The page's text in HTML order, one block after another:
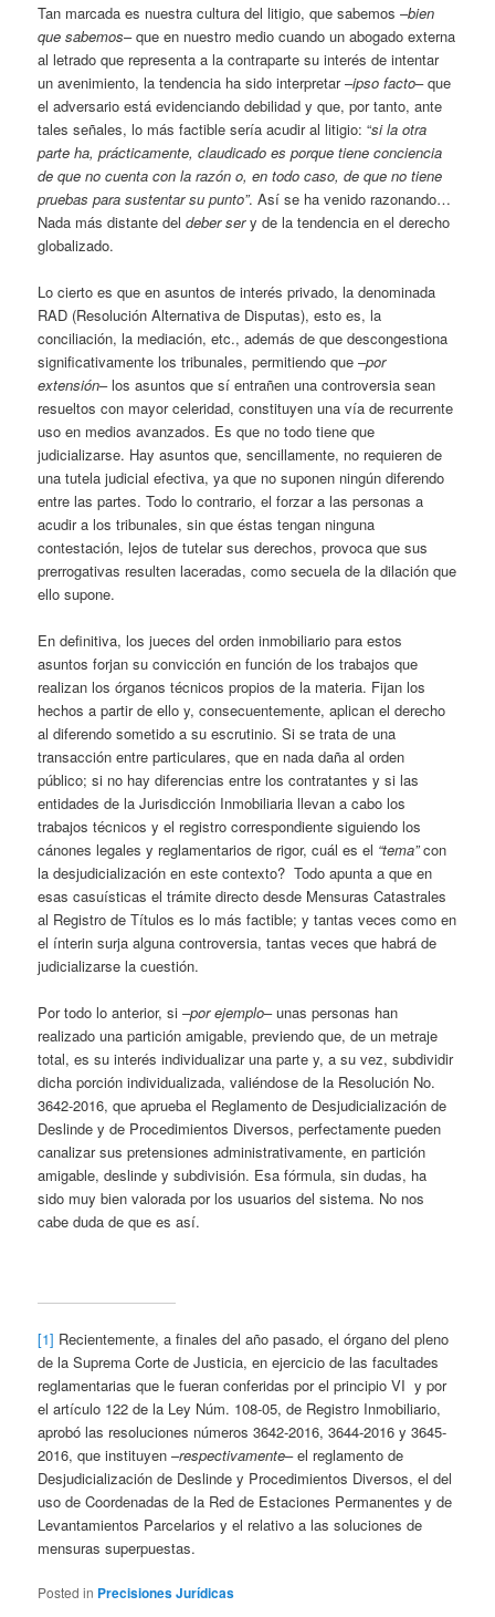
Tan marcada es nuestra cultura del litigio, que sabemos –bien
que sabemos– que en nuestro medio cuando un abogado externa
al letrado que representa a la contraparte su interés de intentar
un avenimiento, la tendencia ha sido interpretar –ipso facto– que
el adversario está evidenciando debilidad y que, por tanto, ante
tales señales, lo más factible sería acudir al litigio: “si la otra
parte ha, prácticamente, claudicado es porque tiene conciencia
de que no cuenta con la razón o, en todo caso, de que no tiene
pruebas para sustentar su punto”. Así se ha venido razonando…
Nada más distante deldeber sery de la tendencia en el derecho
globalizado.
Lo cierto es que en asuntos de interés privado, la denominada
RAD (Resolución Alternativa de Disputas), esto es, la
conciliación, la mediación, etc., además de que descongestiona
significativamente los tribunales, permitiendo que –por
extensión– los asuntos que sí entrañen una controversia sean
resueltos con mayor celeridad, constituyen una vía de recurrente
uso en medios avanzados. Es que no todo tiene que
judicializarse. Hay asuntos que, sencillamente, no requieren de
una tutela judicial efectiva, ya que no suponen ningún diferendo
entre las partes. Todo lo contrario, el forzar a las personas a
acudir a los tribunales, sin que éstas tengan ninguna
contestación, lejos de tutelar sus derechos, provoca que sus
prerrogativas resulten laceradas, como secuela de la dilación que
ello supone.
En definitiva, los jueces del orden inmobiliario para estos
asuntos forjan su convicción en función de los trabajos que
realizan los órganos técnicos propios de la materia. Fijan los
hechos a partir de ello y, consecuentemente, aplican el derecho
al diferendo sometido a su escrutinio. Si se trata de una
transacción entre particulares, que en nada daña al orden
público; si no hay diferencias entre los contratantes y si las
entidades de la Jurisdicción Inmobiliaria llevan a cabo los
trabajos técnicos y el registro correspondiente siguiendo los
cánones legales y reglamentarios de rigor, cuál es el “tema”con
la desjudicialización en este contexto? Todo apunta a que en
esas casuísticas el trámite directo desde Mensuras Catastrales
al Registro de Títulos es lo más factible; y tantas veces como en
el ínterin surja alguna controversia, tantas veces que habrá de
judicializarse la cuestión.
Por todo lo anterior, si –por ejemplo– unas personas han
realizado una partición amigable, previendo que, de un metraje
total, es su interés individualizar una parte y, a su vez, subdividir
dicha porción individualizada, valiéndose de la Resolución No.
3642-2016, que aprueba el Reglamento de Desjudicialización de
Deslinde y de Procedimientos Diversos, perfectamente pueden
canalizar sus pretensiones administrativamente, en partición
amigable, deslinde y subdivisión. Esa fórmula, sin dudas, ha
sido muy bien valorada por los usuarios del sistema. No nos
cabe duda de que es así.
[1] Recientemente, a finales del año pasado, el órgano del pleno
de la Suprema Corte de Justicia, en ejercicio de las facultades
reglamentarias que le fueran conferidas por el principio VI y por
el artículo 122 de la Ley Núm. 108-05, de Registro Inmobiliario,
aprobó las resoluciones números 3642-2016, 3644-2016 y 3645-
2016, que instituyen –respectivamente– el reglamento de
Desjudicialización de Deslinde y Procedimientos Diversos, el del
uso de Coordenadas de la Red de Estaciones Permanentes y de
Levantamientos Parcelarios y el relativo a las soluciones de
mensuras superpuestas.
Posted in Precisiones Jurídicas